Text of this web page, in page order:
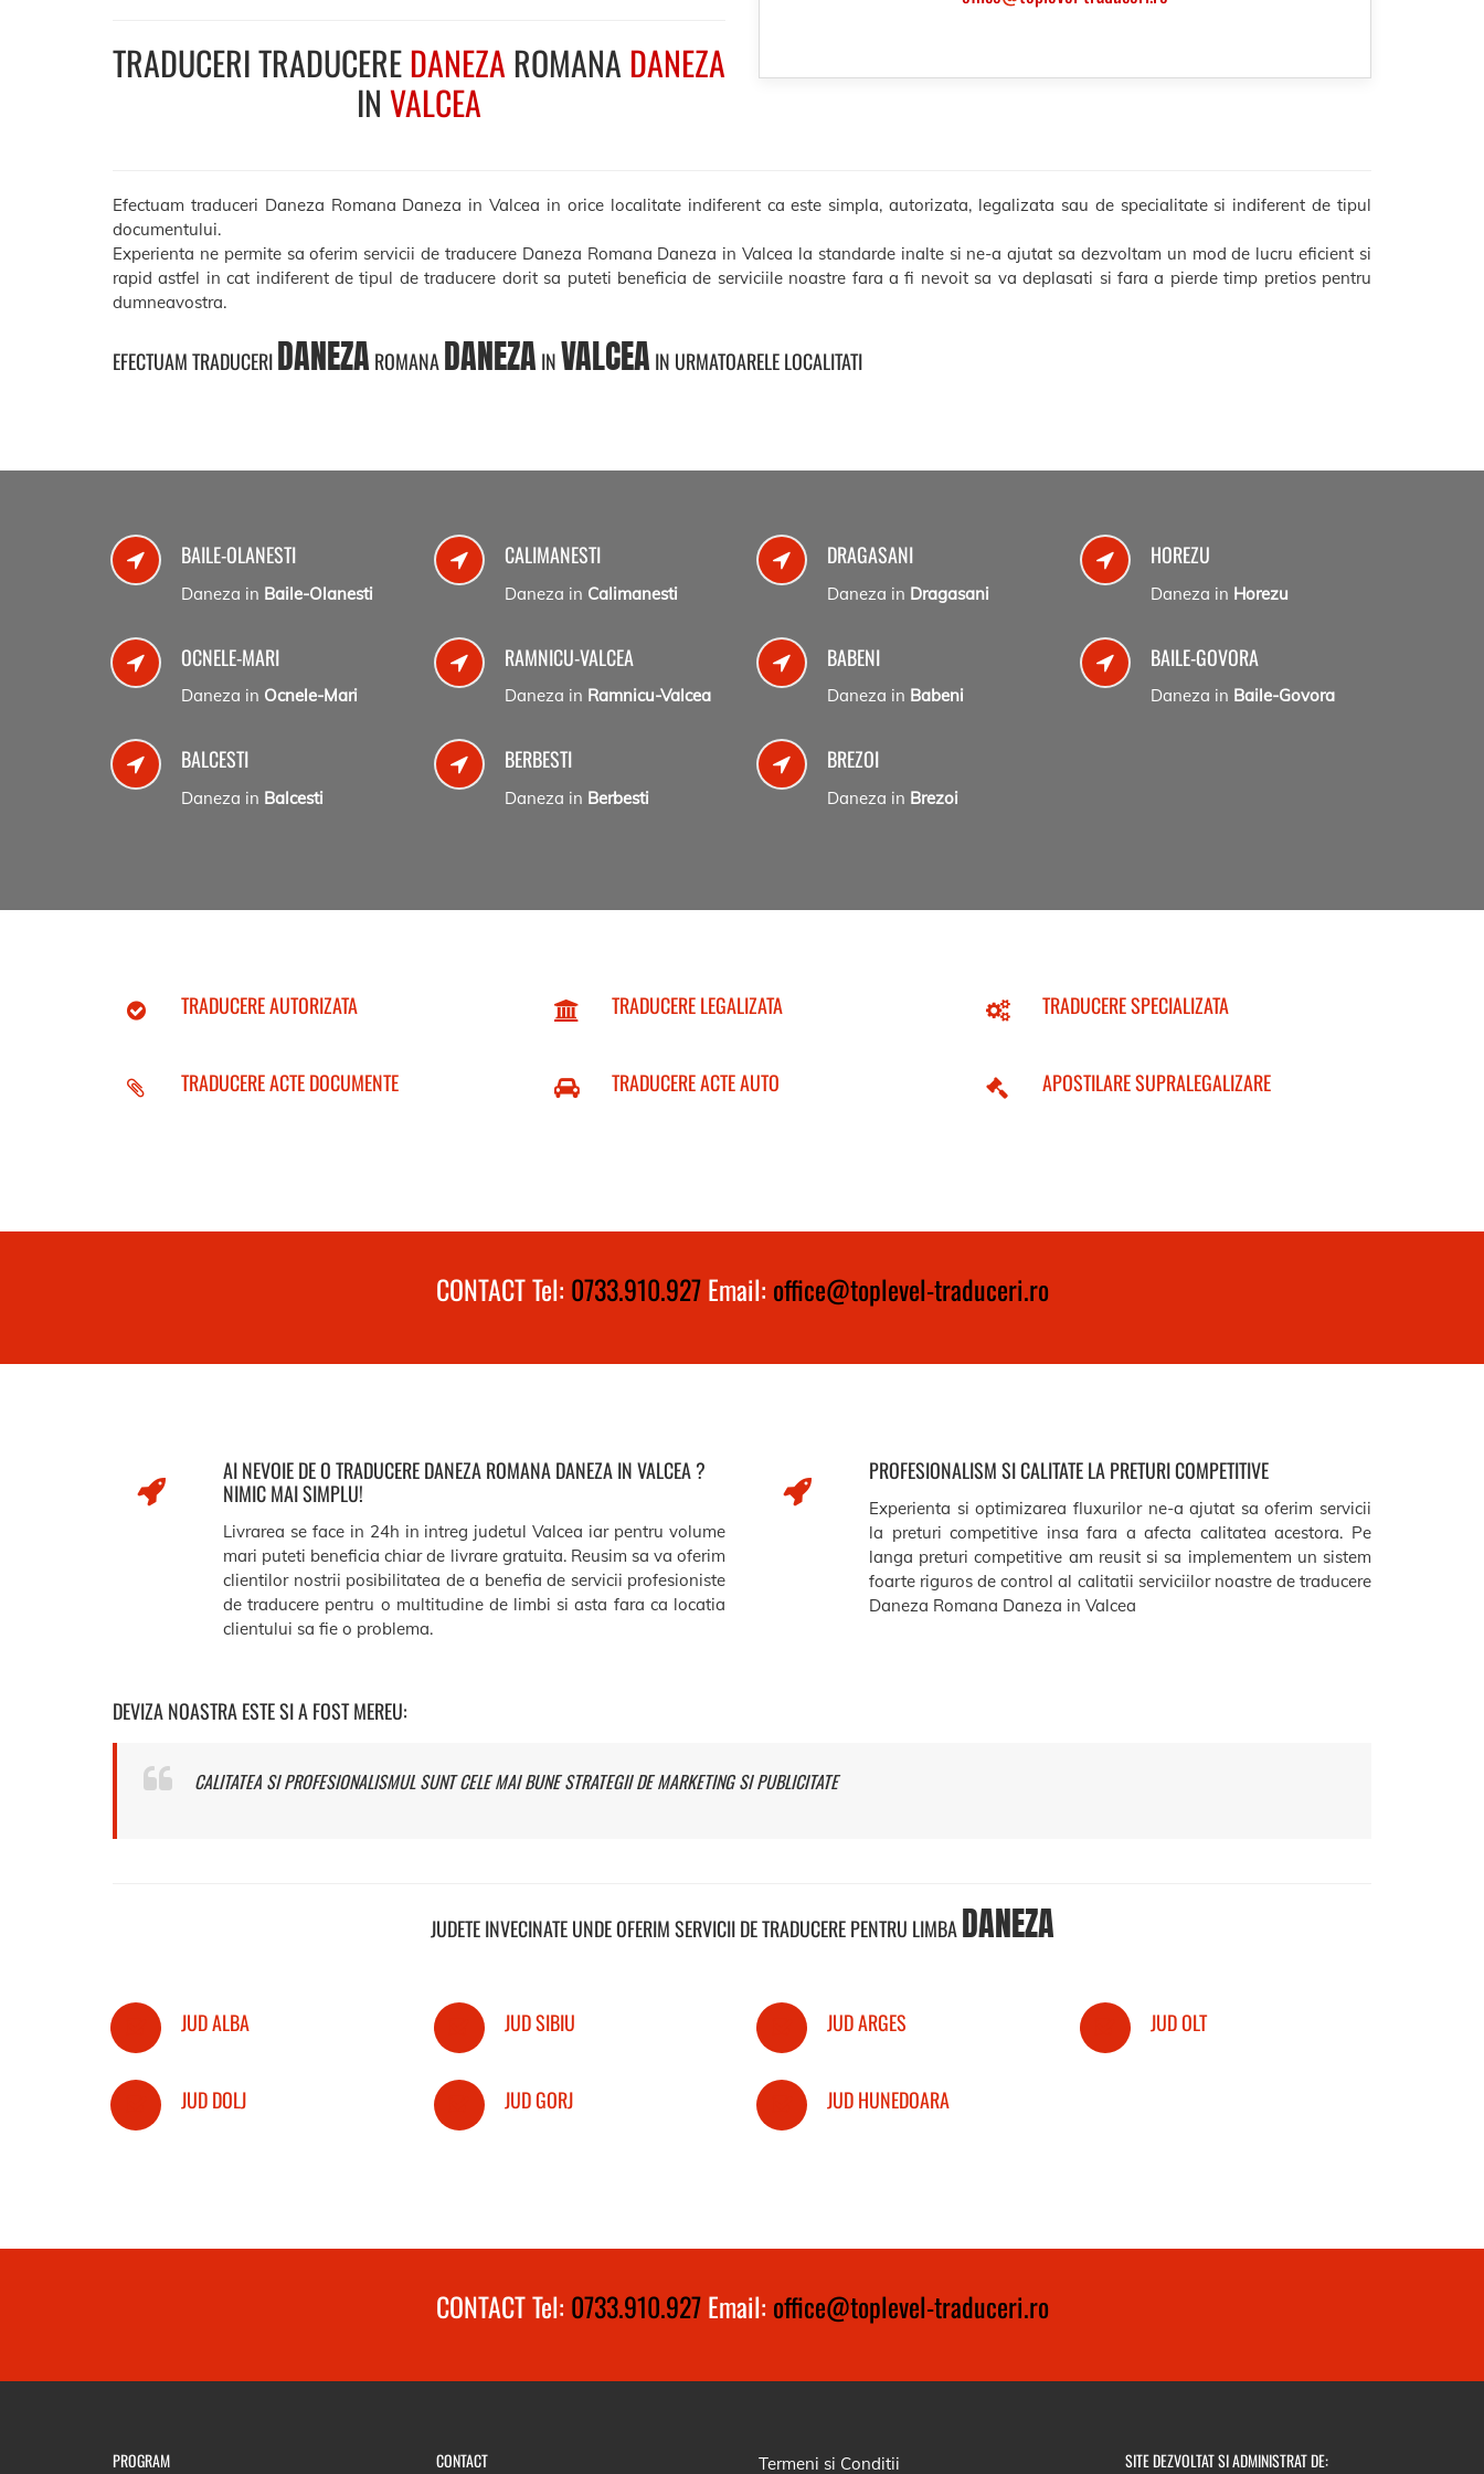
TRADUCERI TRADUCEREDANEZA ROMANA DANEZA
IN VALCEA
Efectuam traduceri Daneza Romana Daneza in Valcea in orice localitate indiferent ca este simpla, autorizata, legalizata sau de specialitate si indiferent de tipul
documentului.
Experienta ne permite sa oferim servicii de traducere Daneza Romana Daneza in Valcea la standarde inalte si ne-a ajutat sa dezvoltam un mod de lucru eficient si
rapid astfel in cat indiferent de tipul de traducere dorit sa puteti beneficia de serviciile noastre fara a fi nevoit sa va deplasati si fara a pierde timp pretios pentru
dumneavostra.
EFECTUAM TRADUCERIDANEZA ROMANADANEZA INVALCEA IN URMATOARELE LOCALITATI
BAILE-OLANESTI
Daneza in Baile-Olanesti
CALIMANESTI
Daneza in Calimanesti
DRAGASANI
Daneza in Dragasani
HOREZU
Daneza in Horezu
OCNELE-MARI
Daneza in Ocnele-Mari
RAMNICU-VALCEA
Daneza in Ramnicu-Valcea
BABENI
Daneza in Babeni
BAILE-GOVORA
Daneza in Baile-Govora
BALCESTI
Daneza in Balcesti
BERBESTI
Daneza in Berbesti
BREZOI
Daneza in Brezoi
TRADUCERE AUTORIZATA TRADUCERE LEGALIZATA TRADUCERE SPECIALIZATA
TRADUCERE ACTE DOCUMENTE TRADUCERE ACTE AUTO APOSTILARE SUPRALEGALIZARE
CONTACT Tel: 0733.910.927Email: office@toplevel-traduceri.ro
AI NEVOIE DE O TRADUCERE DANEZA ROMANA DANEZA IN VALCEA ?
NIMIC MAI SIMPLU!
Livrarea se face in 24h in intreg judetul Valcea iar pentru volume
mari puteti beneficia chiar de livrare gratuita. Reusim sa va oferim
clientilor nostrii posibilitatea de a benefia de servicii profesioniste
de traducere pentru o multitudine de limbi si asta fara ca locatia
clientului sa fie o problema.
PROFESIONALISM SI CALITATE LA PRETURI COMPETITIVE
Experienta si optimizarea fluxurilor ne-a ajutat sa oferim servicii
la preturi competitive insa fara a afecta calitatea acestora. Pe
langa preturi competitive am reusit si sa implementem un sistem
foarte riguros de control al calitatii serviciilor noastre de traducere
Daneza Romana Daneza in Valcea
DEVIZA NOASTRA ESTE SI A FOST MEREU:
CALITATEA SI PROFESIONALISMUL SUNT CELE MAI BUNE STRATEGII DE MARKETING SI PUBLICITATE
JUDETE INVECINATE UNDE OFERIM SERVICII DE TRADUCERE PENTRU LIMBADANEZA
JUD ALBA JUD SIBIU JUD ARGES JUD OLT
JUD DOLJ JUD GORJ JUD HUNEDOARA
CONTACT Tel: 0733.910.927Email: office@toplevel-traduceri.ro
PROGRAM CONTACT Termeni si Conditii SITE DEZVOLTAT SI ADMINISTRAT DE: